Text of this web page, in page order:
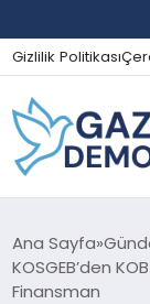
Gizlilik Politikası
GÜNDEM
Ana Sayfa
KOSGEB’den
Finansman